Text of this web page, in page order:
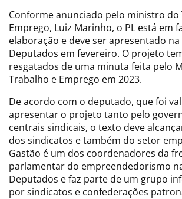
Conforme anunciado pelo ministro do
Emprego, Luiz Marinho, o PL está em
elaboração e deve ser apresentado na
Deputados em fevereiro. O projeto
resgatados de uma minuta feita pelo
Trabalho e Emprego em 2023.
De acordo com o deputado, que foi
apresentar o projeto tanto pelo
centrais sindicais, o texto deve
dos sindicatos e também do setor
Gastão é um dos coordenadores da
parlamentar do empreendedorismo
Deputados e faz parte de um grupo
por sindicatos e confederações